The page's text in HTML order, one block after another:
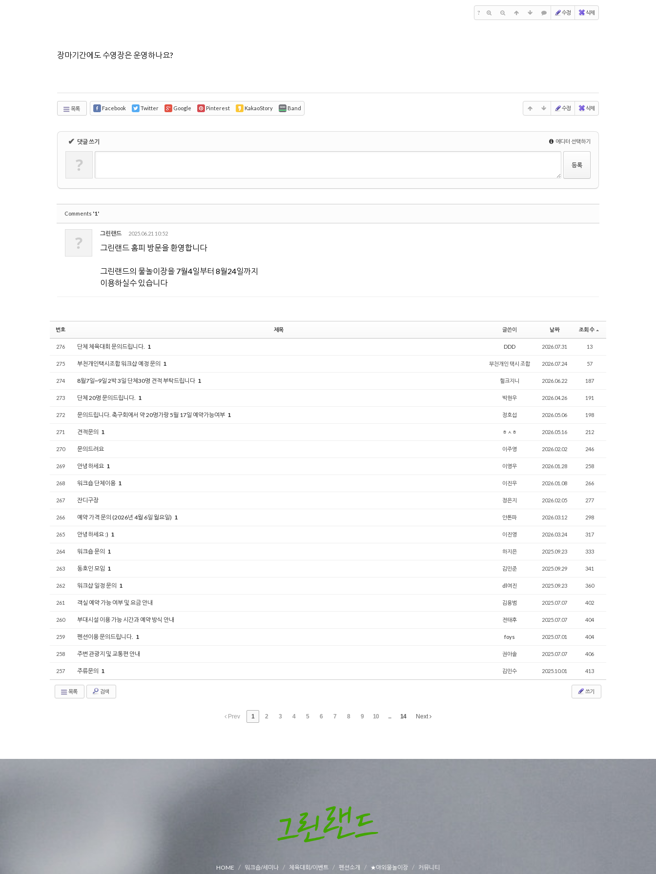
? 수정 삭제
장마기간에도 수영장은 운영하나요?
목록 Facebook Twitter Google Pinterest KakaoStory Band 수정 삭제
✔ 댓글 쓰기 에디터 선택하기
?
Comments '1'
? 그린랜드 2025.06.21 10:52
그린랜드 홈피 방문을 환영합니다
그린랜드의 물놀이장을 7월4일부터 8월24일까지
이용하실수 있습니다
번호 제목 글쓴이 날짜 조회 수
276 단체 체육대회 문의드립니다. 1 DDD 2026.07.31 13
275 부천개인택시조합 워크샵 예정 문의 1 부천개인 택시 조합 2026.07.24 57
274 8월7일~9일 2박 3일 단체30명 견적 부탁드립니다 1 헐크지니 2026.06.22 187
273 단체 20명 문의드립니다. 1 박현우 2026.04.26 191
272 문의드립니다. 축구회에서 약 20명가랑 5월 17일 예약가능여부 1 정호섭 2026.05.06 198
271 견적문의 1 ㅎㅅㅎ 2026.05.16 212
270 문의드려요 이주영 2026.02.02 246
269 안녕하세요 1 이영우 2026.01.28 258
268 워크숍 단체이용 1 이진우 2026.01.08 266
267 잔디구장 정은지 2026.02.05 277
266 예약 가격 문의 (2026년 4월 6일 월요일) 1 안톤파 2026.03.12 298
265 안녕하세요 :) 1 이진영 2026.03.24 317
264 워크숍 문의 1 하지은 2025.09.23 333
263 동호인 모임 1 김민준 2025.09.29 341
262 워크샵 일정 문의 1 dl여진 2025.09.23 360
261 객실 예약 가능 여부 및 요금 안내 김용범 2025.07.07 402
260 부대시설 이용 가능 시간과 예약 방식 안내 전태후 2025.07.07 404
259 펜션이용 문의드립니다. 1 foys 2025.07.01 404
258 주변 관광지 및 교통편 안내 권아솔 2025.07.07 406
257 주류문의 1 김민수 2025.10.01 413
목록 검색 쓰기
Prev 1 2 3 4 5 6 7 8 9 10 ... 14 Next
HOME 워크숍/세미나 체육대회/이벤트 펜션소개 ★야외물놀이장 커뮤니티